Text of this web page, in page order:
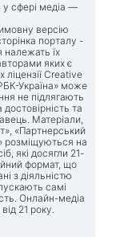
у сфері медіа —
версію
порталу -
належать їх
яких є
Creative
Україна» може
не підлягають
та
Матеріали,
«Партнерський
розміщуються на
які досягли 21-
формат, що
з діяльністю
самі
Онлайн-медіа
21 року.